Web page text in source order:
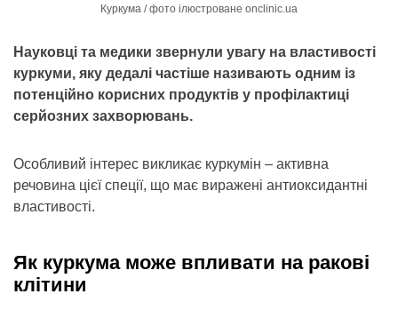
Куркума / фото ілюстроване onclinic.ua
Науковці та медики звернули увагу на властивості
куркуми, яку дедалі частіше називають одним із
потенційно корисних продуктів у профілактиці
серйозних захворювань.
Особливий інтерес викликає куркумін – активна
речовина цієї спеції, що має виражені антиоксидантні
властивості.
Як куркума може впливати на ракові
клітини